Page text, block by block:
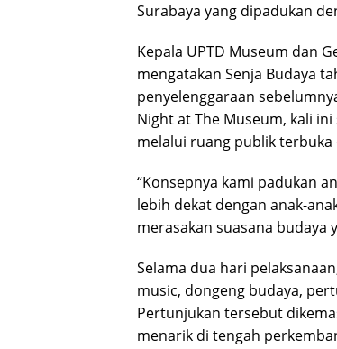
Surabaya yang dipadukan
Kepala UPTD Museum dan
mengatakan Senja Budaya
penyelenggaraan
Night at The Museum, kali
melalui ruang publik terbuka
“Konsepnya kami padukan
lebih dekat dengan anak-
merasakan suasana budaya
Selama dua hari
music, dongeng budaya,
Pertunjukan tersebut
menarik di tengah